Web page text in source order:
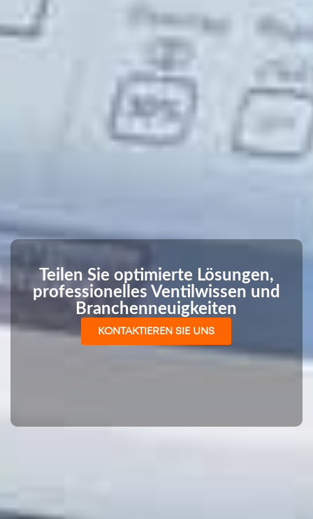
Teilen Sie optimierte Lösungen,
professionelles Ventilwissen und
Branchenneuigkeiten
KONTAKTIEREN SIE UNS